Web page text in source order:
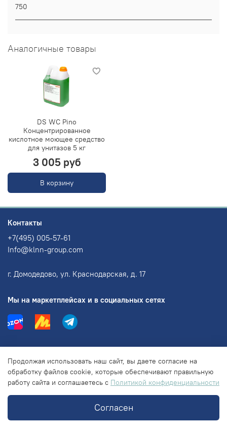
750
Аналогичные товары
DS WC Pino
Концентрированное
кислотное моющее средство
для унитазов 5 кг
3 005 руб
В корзину
Информация
Правовая информация
Контакты
+7(495) 005-57-61
Info@klnn-group.com
г. Домодедово, ул. Краснодарская, д. 17
Мы на маркетплейсах и в социальных сетях
Продолжая использовать наш сайт, вы даете согласие на
обработку файлов cookie, которые обеспечивают правильную
работу сайта и соглашаетесь с Политикой конфиденциальности
Согласен